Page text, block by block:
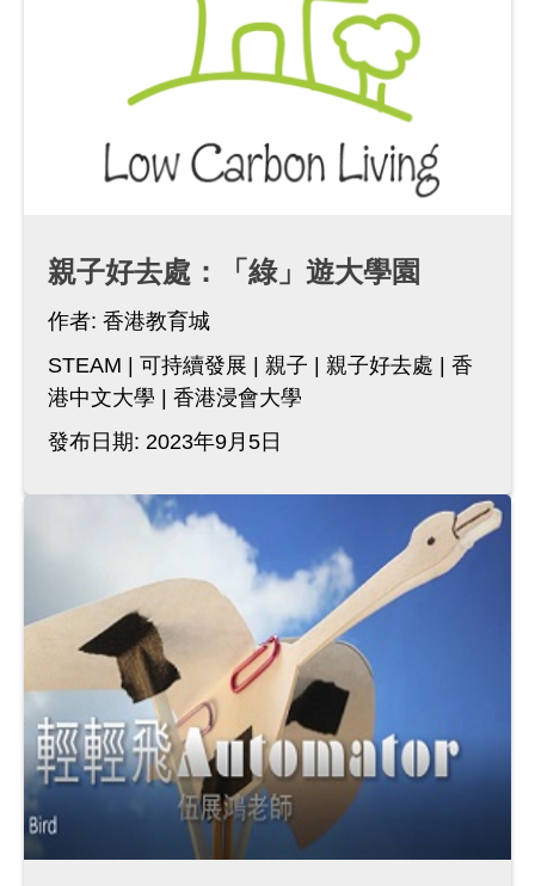
親子好去處：「綠」遊大學園
作者: 香港教育城
STEAM
可持續發展 親子 親子好去處
香
港中文大學
香港浸會大學
發布日期: 2023年9月5日